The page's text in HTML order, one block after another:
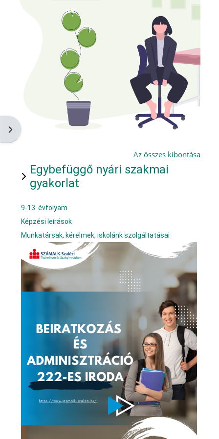
Blokkfiók nyitása
Az összes kibontása
Egybefüggő nyári szakmai
gyakorlat
9-13. évfolyam
Képzési leírások
Munkatársak, kérelmek, iskolánk szolgáltatásai